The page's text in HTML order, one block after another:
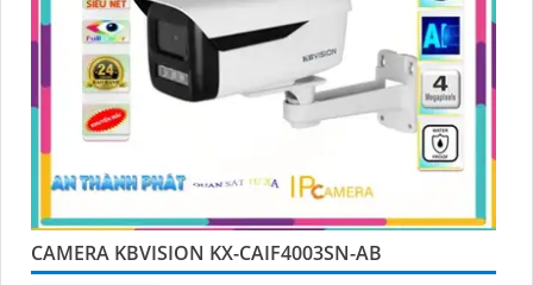
CAMERA KBVISION KX-CAIF4003SN-AB